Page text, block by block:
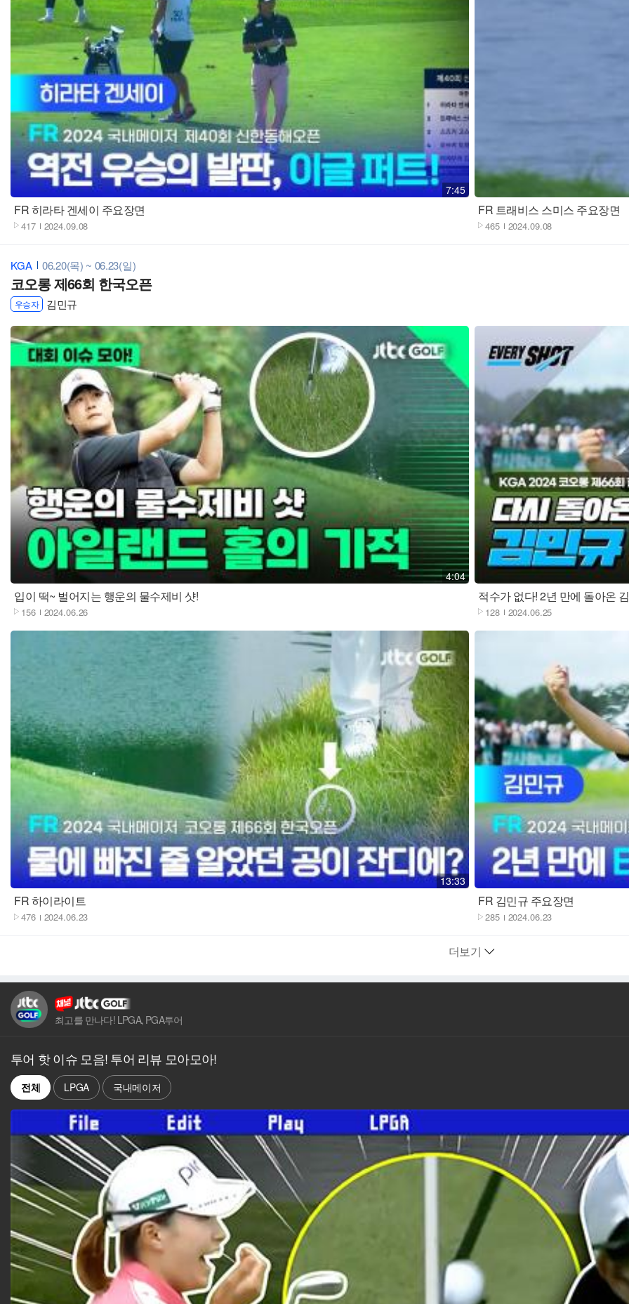
재생
7:45
FR 히라타 겐세이 주요장면
417 2024.09.08
재생
FR 트래비스 스미스 주요장면
465 2024.09.08
KGA 06.20(목) ~ 06.23(일)
코오롱 제66회 한국오픈
우승자 김민규
재생
4:04
입이 떡~ 벌어지는 행운의 물수제비 샷!
156 2024.06.26
재생
적수가 없다! 2년 만에 돌아온
128 2024.06.25
재생
13:33
FR 하이라이트
476 2024.06.23
재생
FR 김민규 주요장면
285 2024.06.23
더보기
최고를 만나다! LPGA, PGA투어
투어 핫 이슈 모음! 투어 리뷰 모아모아!
전체 LPGA 국내메이저